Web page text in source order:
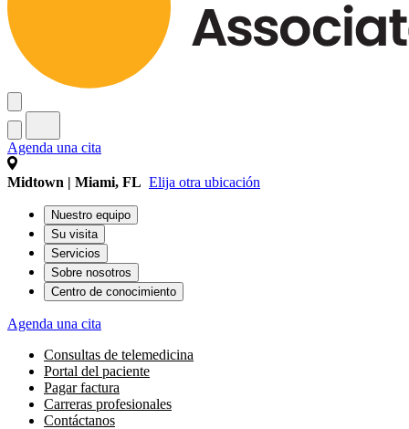
Agenda una cita
Midtown | Miami, FL Elija otra ubicación
Nuestro equipo
Su visita
Servicios
Sobre nosotros
Centro de conocimiento
Agenda una cita
Consultas de telemedicina
Portal del paciente
Pagar factura
Carreras profesionales
Contáctanos